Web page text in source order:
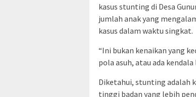
kasus stunting di Desa
jumlah anak yang
kasus dalam waktu singkat.
“Ini bukan kenaikan yang
pola asuh, atau ada
Diketahui, stunting adalah
tinggi badan yang lebih